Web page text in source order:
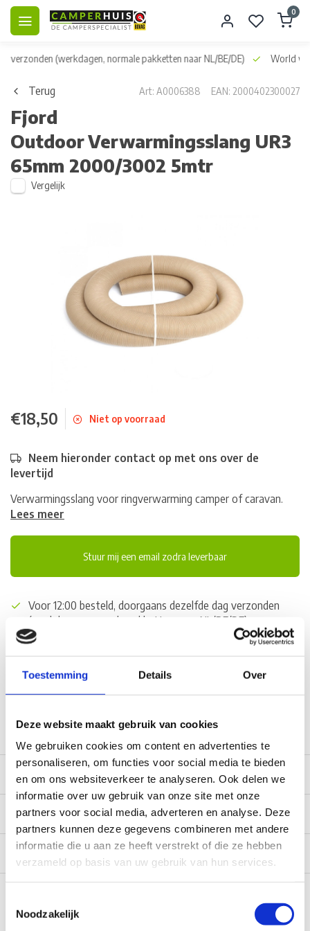
Toestemming Details Over
Deze website maakt gebruik van cookies
We gebruiken cookies om content en advertenties te
personaliseren, om functies voor social media te bieden
en om ons websiteverkeer te analyseren. Ook delen we
informatie over uw gebruik van onze site met onze
partners voor social media, adverteren en analyse. Deze
partners kunnen deze gegevens combineren met andere
informatie die u aan ze heeft verstrekt of die ze hebben
verzameld op basis van uw gebruik van hun services.
Noodzakelijk
0
verzonden (werkdagen, normale pakketten naar NL/BE/DE) World
Terug Art: A0006388 EAN: 2000402300027
Fjord
OutdoorVerwarmingsslang UR3
65mm 2000/3002 5mtr
Vergelijk
€18,50 Niet op voorraad
Neem hieronder contact op met ons over de
levertijd
Verwarmingsslang voor ringverwarming camper of caravan.
Lees meer
Stuur mij een email zodra leverbaar
Voor 12:00 besteld, doorgaans dezelfde dag verzonden
(werkdagen, normale pakketten naar NL/BE/DE)
World wide shipping (normal size and weight packages)
Gratis verzending vanaf € 100,- naar NL en BE
*Zeer grote magazijnvoorraad direct beschikbaar voor
verzending. Een deel van de artikelen op voorraad in de
service@camperhuis.nl
Beschrijving
Specificaties
Reviews 0/10
Recent bekeken